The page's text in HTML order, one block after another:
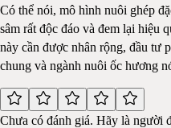
Có thể nói, mô hình nuôi ghép
sâm rất độc đáo và đem lại hiệu
này cần được nhân rộng, đầu tư
chung và ngành nuôi ốc hương
Chưa có đánh giá. Hãy là người